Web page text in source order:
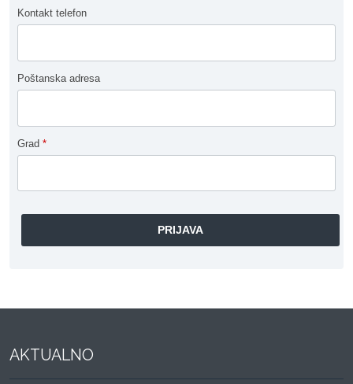
Kontakt telefon
Poštanska adresa
Grad *
AKTUALNO